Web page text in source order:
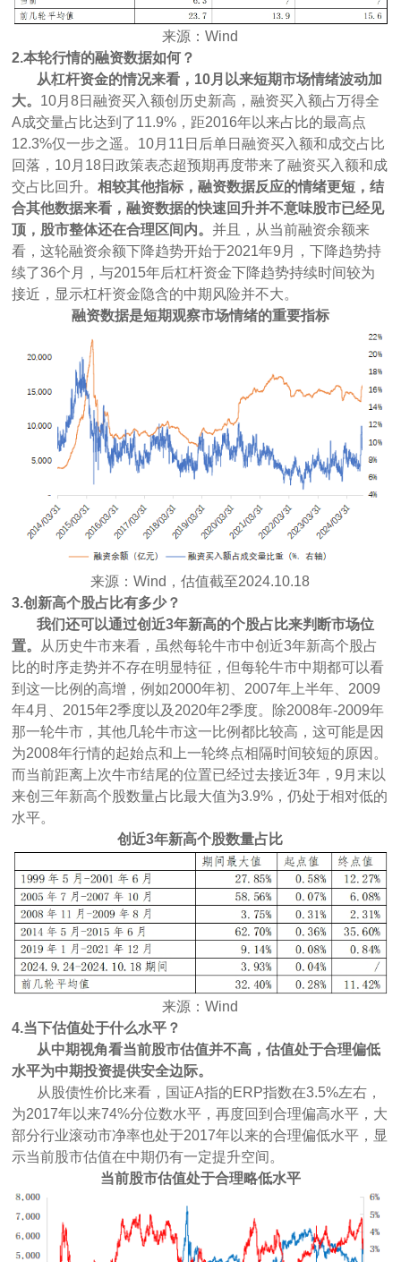
来源：Wind
2.本轮行情的融资数据如何？
从杠杆资金的情况来看，10月以来短期市场情绪波动加
大。 10月8日融资买入额创历史新高，融资买入额占万得全
A成交量占比达到了11.9%，距2016年以来占比的最高点
12.3%仅一步之遥。10月11日后单日融资买入额和成交占比
回落，10月18日政策表态超预期再度带来了融资买入额和成
交占比回升。相较其他指标，融资数据反应的情绪更短，结
合其他数据来看，融资数据的快速回升并不意味股市已经见
顶，股市整体还在合理区间内。 并且，从当前融资余额来
看，这轮融资余额下降趋势开始于2021年9月，下降趋势持
续了36个月，与2015年后杠杆资金下降趋势持续时间较为
接近，显示杠杆资金隐含的中期风险并不大。
融资数据是短期观察市场情绪的重要指标
来源：Wind，估值截至2024.10.18
3.创新高个股占比有多少？
我们还可以通过创近3年新高的个股占比来判断市场位
置。 从历史牛市来看，虽然每轮牛市中创近3年新高个股占
比的时序走势并不存在明显特征，但每轮牛市中期都可以看
到这一比例的高增，例如2000年初、2007年上半年、2009
年4月、2015年2季度以及2020年2季度。除2008年-2009年
那一轮牛市，其他几轮牛市这一比例都比较高，这可能是因
为2008年行情的起始点和上一轮终点相隔时间较短的原因。
而当前距离上次牛市结尾的位置已经过去接近3年，9月末以
来创三年新高个股数量占比最大值为3.9%，仍处于相对低的
水平。
创近3年新高个股数量占比
来源：Wind
4.当下估值处于什么水平？
从中期视角看当前股市估值并不高，估值处于合理偏低
水平为中期投资提供安全边际。
从股债性价比来看，国证A指的ERP指数在3.5%左右，
为2017年以来74%分位数水平，再度回到合理偏高水平，大
部分行业滚动市净率也处于2017年以来的合理偏低水平，显
示当前股市估值在中期仍有一定提升空间。
当前股市估值处于合理略低水平